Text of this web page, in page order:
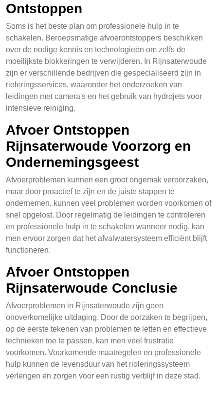
Ontstoppen
Soms is het beste plan om professionele hulp in te
schakelen. Beroepsmatige afvoerontstoppers beschikken
over de nodige kennis en technologieën om zelfs de
moeilijkste blokkeringen te verwijderen. In Rijnsaterwoude
zijn er verschillende bedrijven die gespecialiseerd zijn in
rioleringsservices, waaronder het onderzoeken van
leidingen met camera's en het gebruik van hydrojets voor
intensieve reiniging.
Afvoer Ontstoppen
Rijnsaterwoude Voorzorg en
Ondernemingsgeest
Afvoerproblemen kunnen een groot ongemak veroorzaken,
maar door proactief te zijn en de juiste stappen te
ondernemen, kunnen veel problemen worden voorkomen of
snel opgelost. Door regelmatig de leidingen te controleren
en professionele hulp in te schakelen wanneer nodig, kan
men ervoor zorgen dat het afvalwatersysteem efficiënt blijft
functioneren.
Afvoer Ontstoppen
Rijnsaterwoude Conclusie
Afvoerproblemen in Rijnsaterwoude zijn geen
onoverkomelijke uitdaging. Door de oorzaken te begrijpen,
op de eerste tekenen van problemen te letten en effectieve
technieken toe te passen, kan men veel frustratie
voorkomen. Voorkomende maatregelen en professionele
hulp kunnen de levensduur van het rioleringssysteem
verlengen en zorgen voor een rustig verblijf in deze stad.